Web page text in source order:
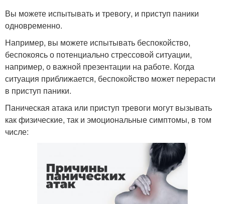
Вы можете испытывать и тревогу, и приступ паники
одновременно.
Например, вы можете испытывать беспокойство,
беспокоясь о потенциально стрессовой ситуации,
например, о важной презентации на работе. Когда
ситуация приближается, беспокойство может перерасти
в приступ паники.
Паническая атака или приступ тревоги могут вызывать
как физические, так и эмоциональные симптомы, в том
числе: